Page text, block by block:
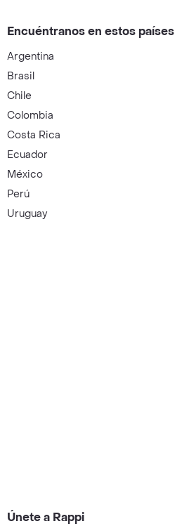
Encuéntranos en estos países
Argentina
Brasil
Chile
Colombia
Costa Rica
Ecuador
México
Perú
Uruguay
Únete a Rappi